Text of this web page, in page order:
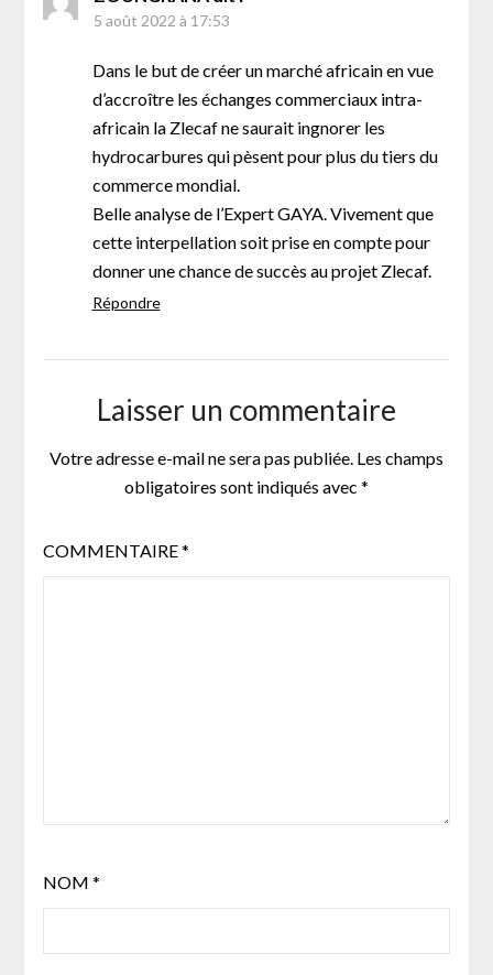
5 août 2022 à 17:53
Dans le but de créer un marché africain en vue
d’accroître les échanges commerciaux intra-
africain la Zlecaf ne saurait ingnorer les
hydrocarbures qui pèsent pour plus du tiers du
commerce mondial.
Belle analyse de l’Expert GAYA. Vivement que
cette interpellation soit prise en compte pour
donner une chance de succès au projet Zlecaf.
Répondre
Laisser un commentaire
Votre adresse e-mail ne sera pas publiée. Les champs
obligatoires sont indiqués avec *
COMMENTAIRE*
NOM *